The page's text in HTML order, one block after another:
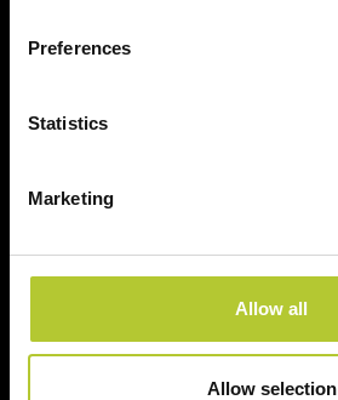
Preferences
Statistics
Marketing
Allow all
Allow selection
Il tuo progetto
Configura il tuo progetto online
Trova il tuo Maestro Serramentista Domal
Consulta le nostre brochure